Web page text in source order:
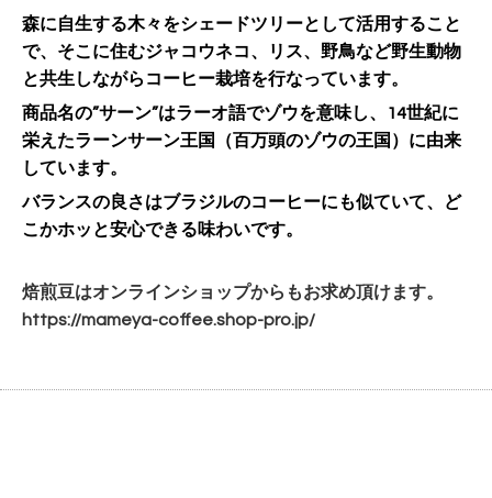
森に自生する木々をシェードツリーとして活用すること
で、そこに住むジャコウネコ、リス、野鳥など野生動物
と共生しながらコーヒー栽培を行なっています。
商品名の”サーン”はラーオ語でゾウを意味し、14世紀に
栄えたラーンサーン王国（百万頭のゾウの王国）に由来
しています。
バランスの良さはブラジルのコーヒーにも似ていて、ど
こかホッと安心できる味わいです。
焙煎豆はオンラインショップからもお求め頂けます。
https://mameya-coffee.shop-pro.jp/